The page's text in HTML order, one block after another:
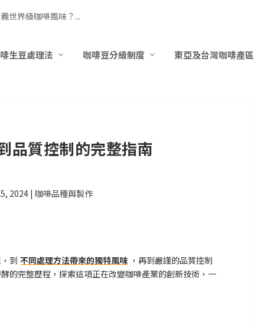
世界級咖啡風味？...
生豆處理法 咖啡豆分級制度 東亞及台灣咖啡產區
品質控制的完整指南
2024| 咖啡品種與製作
到 不同處理方法帶來的獨特風味 ，再到嚴謹的品質控制
的完整歷程，探索這項正在改變咖啡產業的創新技術，一